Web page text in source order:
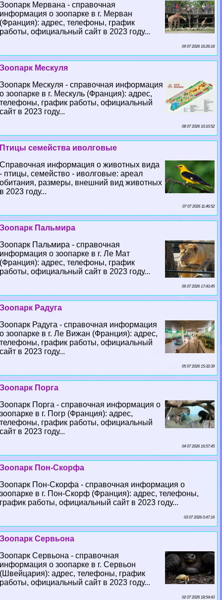
Зоопарк Мервана - справочная
информация о зоопарке в г. Мерван
(Франция): адрес, телефоны, график
работы, официальный сайт в 2023 году...
09 07 2026 16:26:18
Зоопарк Мескуля
Зоопарк Мескуля - справочная информация
о зоопарке в г. Мескуль (Франция): адрес,
телефоны, график работы, официальный
сайт в 2023 году...
08 07 2026 10:10:52
Птицы семейства иволговые
Справочная информация о животных вида
- птицы, семейство - иволговые: ареал
обитания, размеры, внешний вид животных
в 2023 году...
07 07 2026 11:46:52
Зоопарк Пальмира
Зоопарк Пальмира - справочная
информация о зоопарке в г. Ле Мат
(Франция): адрес, телефоны, график
работы, официальный сайт в 2023 году...
06 07 2026 17:43:45
Зоопарк Радуга
Зоопарк Радуга - справочная информация
о зоопарке в г. Ле Вижан (Франция): адрес,
телефоны, график работы, официальный
сайт в 2023 году...
05 07 2026 15:32:39
Зоопарк Порга
Зоопарк Порга - справочная информация о
зоопарке в г. Погр (Франция): адрес,
телефоны, график работы, официальный
сайт в 2023 году...
04 07 2026 16:57:45
Зоопарк Пон-Скорфа
Зоопарк Пон-Скорфа - справочная информация о
зоопарке в г. Пон-Скорф (Франция): адрес, телефоны,
график работы, официальный сайт в 2023 году...
03 07 2026 0:47:16
Зоопарк Сервьона
Зоопарк Сервьона - справочная
информация о зоопарке в г. Сервьон
(Швейцария): адрес, телефоны, график
работы, официальный сайт в 2023 году...
02 07 2026 18:54:43